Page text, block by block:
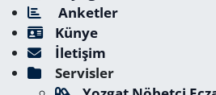
Anketler
Künye
İletişim
Servisler